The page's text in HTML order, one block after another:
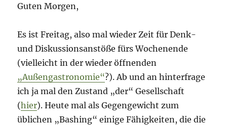
Guten Morgen,
Es ist Freitag, also mal wieder Zeit für Denk-
und Diskussionsanstöße fürs Wochenende
(vielleicht in der wieder öffnenden
„Außengastronomie“?). Ab und an hinterfrage
ich ja mal den Zustand „der“ Gesellschaft
(hier). Heute mal als Gegengewicht zum
üblichen „Bashing“ einige Fähigkeiten, die die